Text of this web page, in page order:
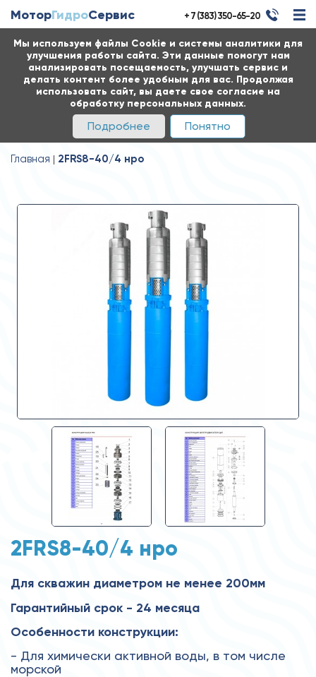
Мы используем файлы Cookie и системы аналитики для
улучшения работы сайта. Эти данные помогут нам
анализировать посещаемость, улучшать сервис и
делать контент более удобным для вас. Продолжая
использовать сайт, вы даете свое согласие на
обработку персональных данных.
Подробнее Понятно
МоторГидроСервис + 7 (383) 350-65-20
Главная 2FRS8-40/4 нро
2FRS8-40/4 нро
Для скважин диаметром не менее 200мм
Гарантийный срок - 24 месяца
Особенности конструкции:
- Для химически активной воды, в том числе
морской